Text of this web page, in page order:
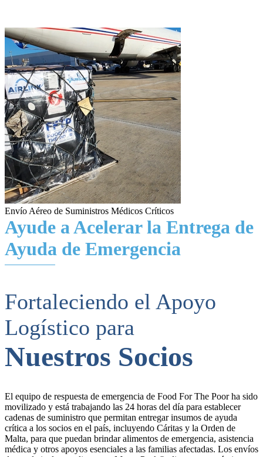
Envío Aéreo de Suministros Médicos Críticos
Ayude a Acelerar la Entrega de
Ayuda de Emergencia
Fortaleciendo el Apoyo
Logístico para
Nuestros Socios
El equipo de respuesta de emergencia de Food For The Poor ha sido
movilizado y está trabajando las 24 horas del día para establecer
cadenas de suministro que permitan entregar insumos de ayuda
crítica a los socios en el país, incluyendo Cáritas y la Orden de
Malta, para que puedan brindar alimentos de emergencia, asistencia
médica y otros apoyos esenciales a las familias afectadas. Los envíos